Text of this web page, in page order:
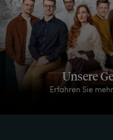
Unsere
Erfahren Sie